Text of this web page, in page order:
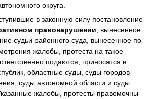
округа.
в законную силу постановление
правонарушении , вынесенное
судьи районного суда, вынесенное по
жалобы, протеста на такое
подаются, приносятся в
областные суды, суды городов
суды автономной области и суды
жалобы, протесты правомочны